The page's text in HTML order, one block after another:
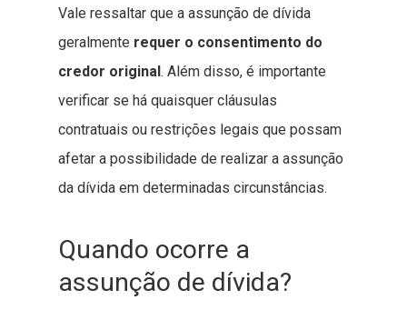
Vale ressaltar que a assunção de dívida
geralmente requer o consentimento do
credor original. Além disso, é importante
verificar se há quaisquer cláusulas
contratuais ou restrições legais que possam
afetar a possibilidade de realizar a assunção
da dívida em determinadas circunstâncias.
Quando ocorre a
assunção de dívida?